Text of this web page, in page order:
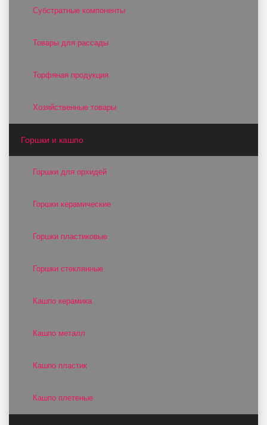
Субстратные компоненты
Товары для рассады
Торфяная продукция
Хозяйственные товары
Горшки и кашпо
Горшки для орхидей
Горшки керамические
Горшки пластиковые
Горшки стеклянные
Кашпо керамика
Кашпо металл
Кашпо пластик
Кашпо плетеные